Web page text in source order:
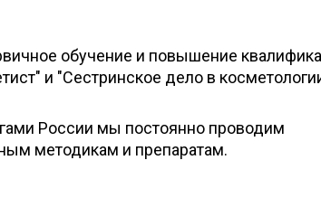
обучение и повышение
и "Сестринское дело в
России мы постоянно проводим
методикам и препаратам.